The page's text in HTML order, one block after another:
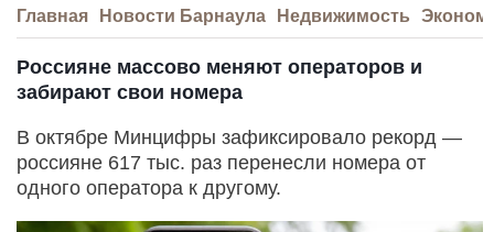
Главная Новости Барнаула Недвижимость
Россияне массово меняют операторов и
забирают свои номера
В октябре Минцифры зафиксировало рекорд —
россияне 617 тыс. раз перенесли номера от
одного оператора к другому.